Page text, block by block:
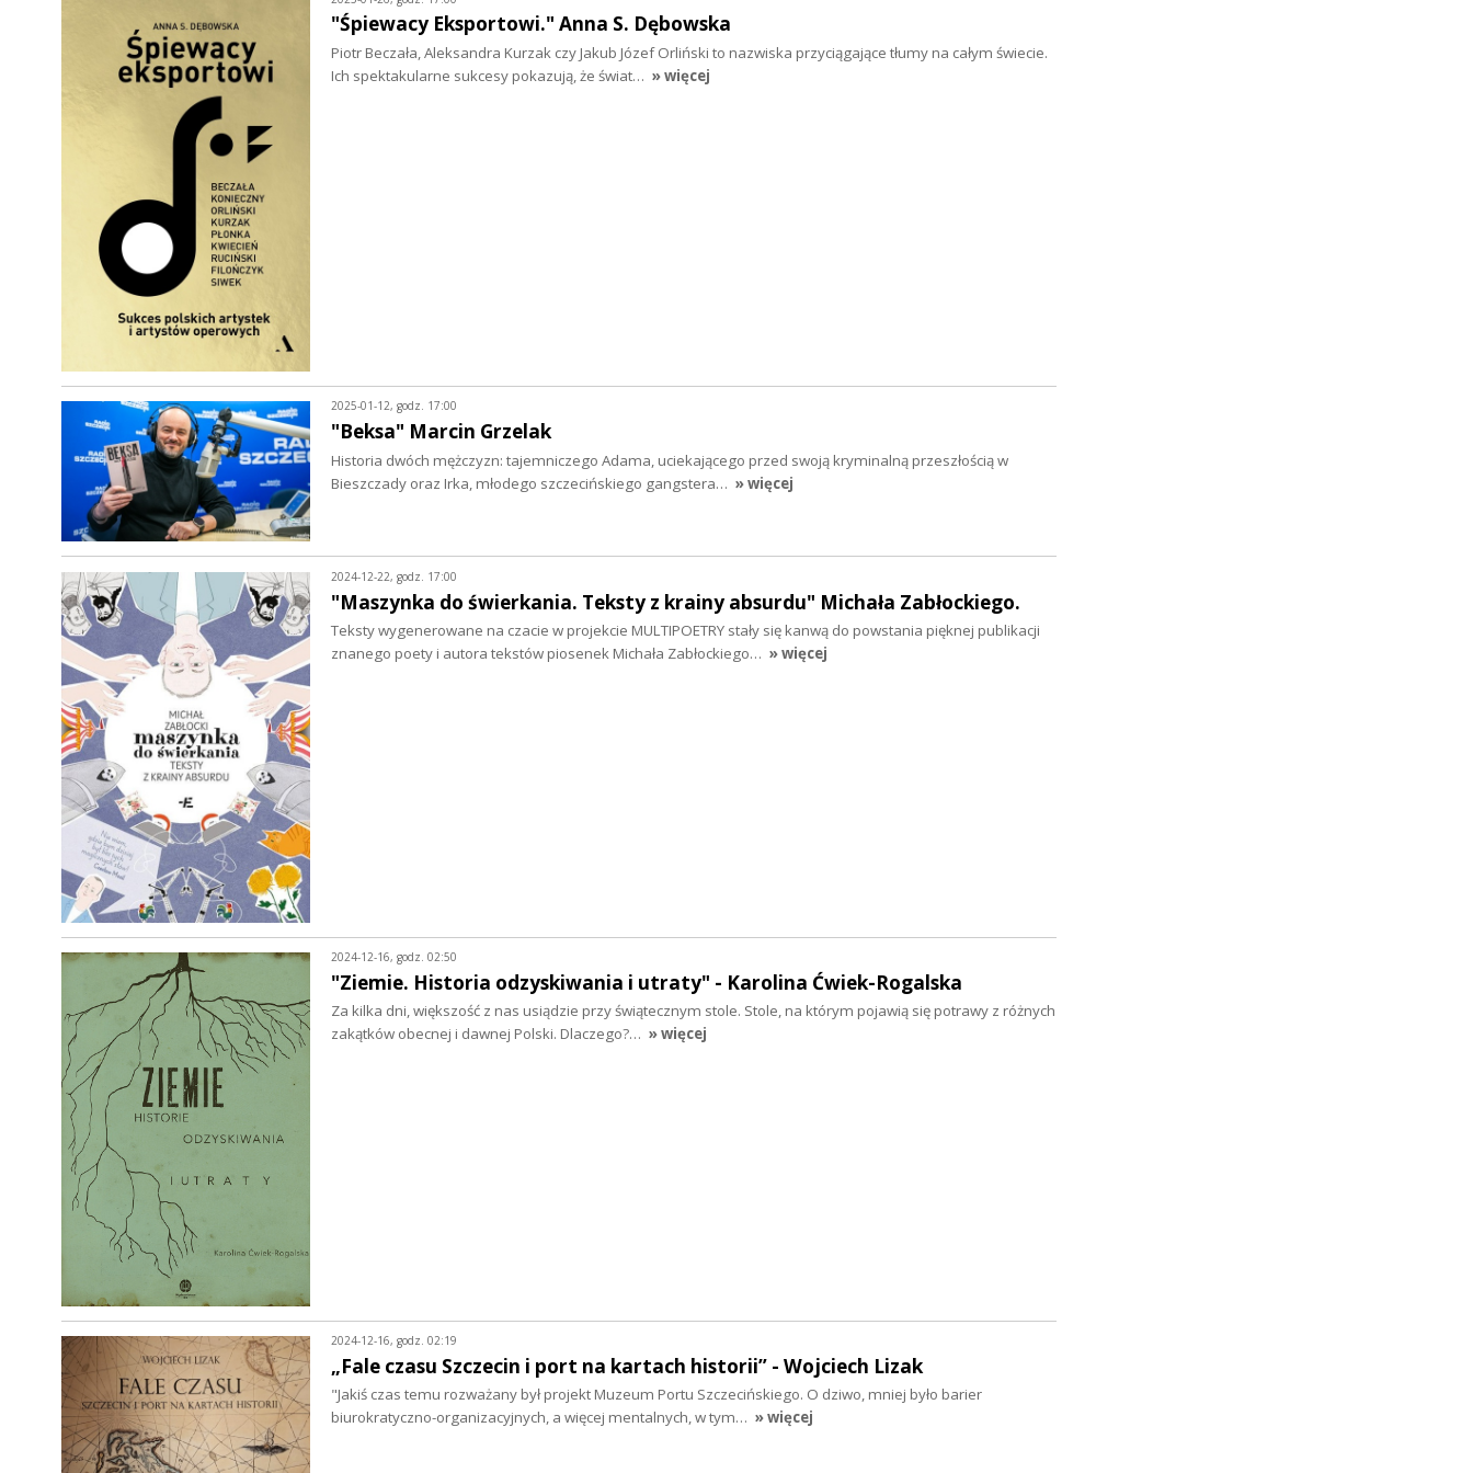
"Śpiewacy Eksportowi." Anna S. Dębowska
Piotr Beczała, Aleksandra Kurzak czy Jakub Józef Orliński to nazwiska przyciągające tłumy na całym świecie.
Ich spektakularne sukcesy pokazują, że świat… » więcej
2025-01-12, godz. 17:00
"Beksa" Marcin Grzelak
Historia dwóch mężczyzn: tajemniczego Adama, uciekającego przed swoją kryminalną przeszłością w
Bieszczady oraz Irka, młodego szczecińskiego gangstera… » więcej
2024-12-22, godz. 17:00
"Maszynka do świerkania. Teksty z krainy absurdu" Michała Zabłockiego.
Teksty wygenerowane na czacie w projekcie MULTIPOETRY stały się kanwą do powstania pięknej publikacji
znanego poety i autora tekstów piosenek Michała Zabłockiego… » więcej
2024-12-16, godz. 02:50
"Ziemie. Historia odzyskiwania i utraty" - Karolina Ćwiek-Rogalska
Za kilka dni, większość z nas usiądzie przy świątecznym stole. Stole, na którym pojawią się potrawy z różnych
zakątków obecnej i dawnej Polski. Dlaczego?… » więcej
2024-12-16, godz. 02:19
„Fale czasu Szczecin i port na kartach historii” - Wojciech Lizak
"Jakiś czas temu rozważany był projekt Muzeum Portu Szczecińskiego. O dziwo, mniej było barier
biurokratyczno-organizacyjnych, a więcej mentalnych, w tym… » więcej